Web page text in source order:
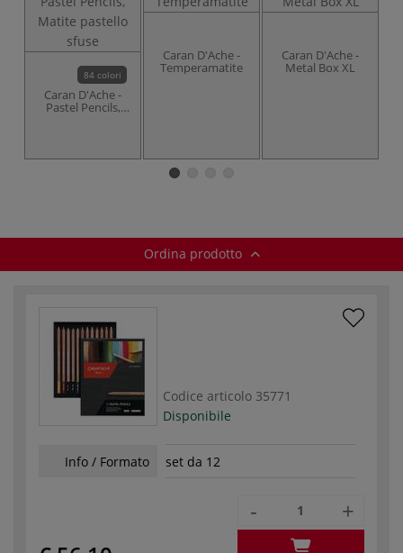
84 colori
Caran D'Ache -
Pastel Pencils,
Caran D'Ache -
Temperamatite
Caran D'Ache -
Metal Box XL
Ordina prodotto
Codice articolo 35771
Disponibile
Info / Formato set da 12
- +